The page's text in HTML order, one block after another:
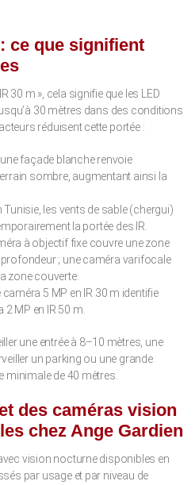
ce que signifient
30 m », cela signifie que les LED
30 mètres dans des conditions
réduisent cette portée :
une façade blanche renvoie
sombre, augmentant ainsi la
Tunisie, les vents de sable (chergui)
la portée des IR.
à objectif fixe couvre une zone
; une caméra varifocale
zone couverte.
caméra 5 MP en IR 30 m identifie
MP en IR 50 m.
une entrée à 8–10 mètres, une
un parking ou une grande
minimale de 40 mètres.
des caméras vision
chez Ange Gardien
vision nocturne disponibles en
par usage et par niveau de